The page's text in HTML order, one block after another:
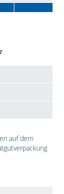
auf dem